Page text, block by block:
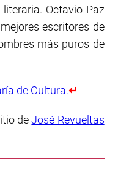
Octavio Paz
escritores de
más puros de
de Cultura.↵
deJosé Revueltas